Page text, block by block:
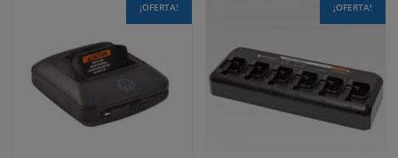
¡OFERTA! ¡OFERTA!